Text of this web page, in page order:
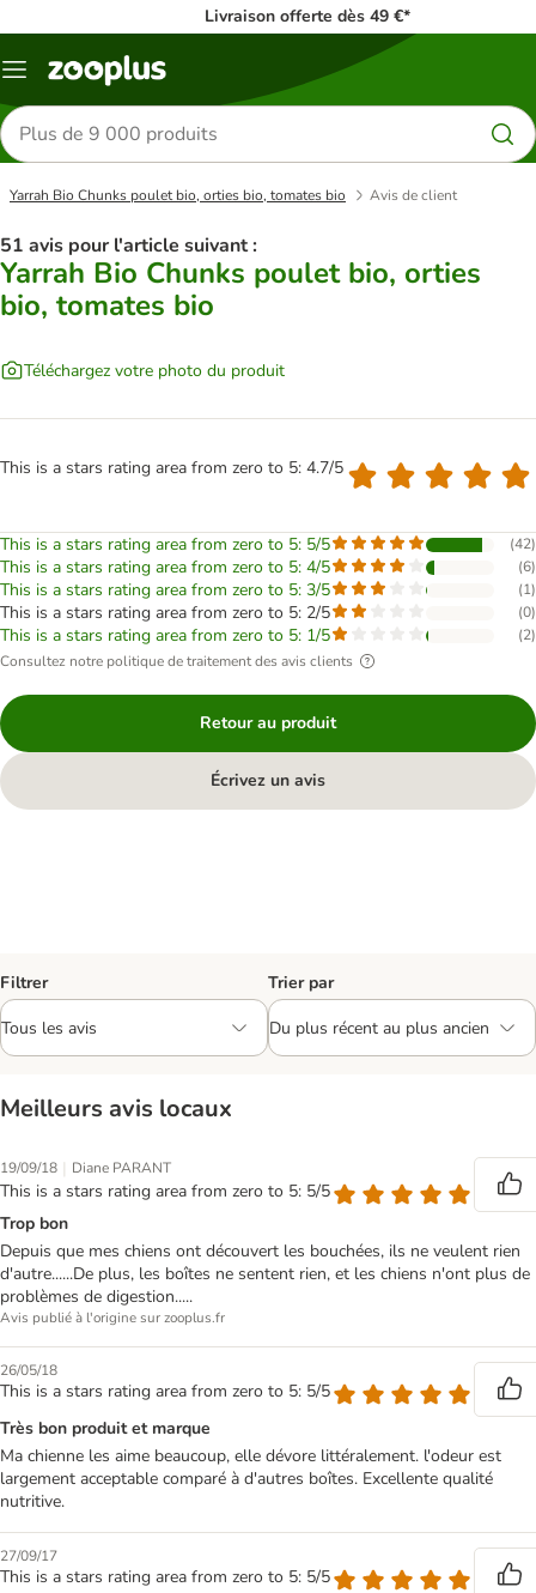
Livraison offerte dès 49 €*
Menu
Rechercher
des
produits
Yarrah Bio Chunks poulet bio, orties bio, tomates bio Avis de client
51 avis pour l'article suivant :
Yarrah Bio Chunks poulet bio, orties
bio, tomates bio
Téléchargez votre photo du produit
This is a stars rating area from zero to 5: 4.7/5
This is a stars rating area from zero to 5: 5/5 (42)
This is a stars rating area from zero to 5: 4/5 (6)
This is a stars rating area from zero to 5: 3/5 (1)
This is a stars rating area from zero to 5: 2/5 (0)
This is a stars rating area from zero to 5: 1/5 (2)
Consultez notre politique de traitement des avis clients
Retour au produit
Écrivez un avis
Filtrer Trier par
Meilleurs avis locaux
19/09/18 | Diane PARANT
This is a stars rating area from zero to 5: 5/5
Trop bon
Depuis que mes chiens ont découvert les bouchées, ils ne veulent rien
d'autre......De plus, les boîtes ne sentent rien, et les chiens n'ont plus de
problèmes de digestion.....
Avis publié à l'origine sur zooplus.fr
26/05/18
This is a stars rating area from zero to 5: 5/5
Très bon produit et marque
Ma chienne les aime beaucoup, elle dévore littéralement. l'odeur est
largement acceptable comparé à d'autres boîtes. Excellente qualité
nutritive.
27/09/17
This is a stars rating area from zero to 5: 5/5